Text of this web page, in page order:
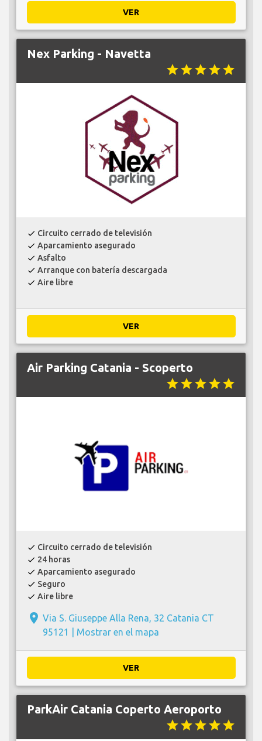
VER
Nex Parking - Navetta
starstarstarstarstar
check Circuito cerrado de televisión
check Aparcamiento asegurado
check Asfalto
check Arranque con batería descargada
check Aire libre
VER
Air Parking Catania - Scoperto
starstarstarstarstar
check Circuito cerrado de televisión
check 24 horas
check Aparcamiento asegurado
check Seguro
check Aire libre
place Via S. Giuseppe Alla Rena, 32 Catania CT
95121 | Mostrar en el mapa
VER
ParkAir Catania Coperto Aeroporto
starstarstarstarstar